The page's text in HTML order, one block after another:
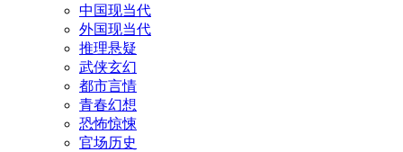
中国现当代
外国现当代
推理悬疑
武侠玄幻
都市言情
青春幻想
恐怖惊悚
官场历史